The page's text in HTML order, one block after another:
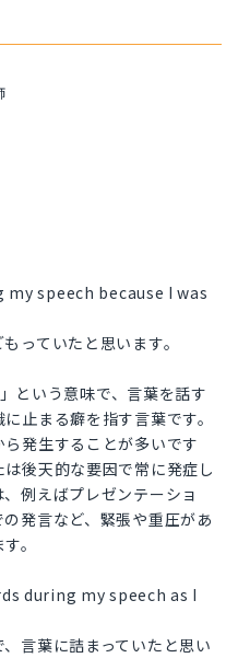
speech because I was
っていたと思います。
という意味で、言葉を話す
止まる癖を指す言葉です。
発生することが多いです
後天的な要因で常に発症し
例えばプレゼンテーショ
発言など、緊張や重圧があ
。
during my speech as I
言葉に詰まっていたと思い